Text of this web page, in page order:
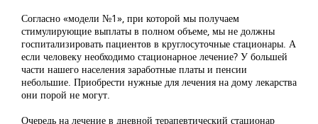
Согласно «модели №1», при которой мы получаем
стимулирующие выплаты в полном объеме, мы не должны
госпитализировать пациентов в круглосуточные стационары. А
если человеку необходимо стационарное лечение? У большей
части нашего населения заработные платы и пенсии
небольшие. Приобрести нужные для лечения на дому лекарства
они порой не могут.
Очередь на лечение в дневной терапевтический стационар